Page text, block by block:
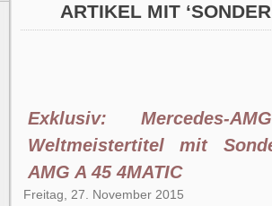
ARTIKEL MIT
Exklusiv: Mercedes-
Weltmeistertitel mit
AMG A 45 4MATIC
Freitag, 27. November 2015